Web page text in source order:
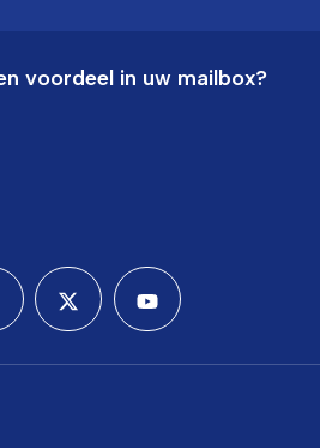
voordeel in uw mailbox?